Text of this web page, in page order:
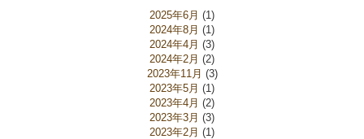
2025年6月 (1)
2024年8月 (1)
2024年4月 (3)
2024年2月 (2)
2023年11月 (3)
2023年5月 (1)
2023年4月 (2)
2023年3月 (3)
2023年2月 (1)